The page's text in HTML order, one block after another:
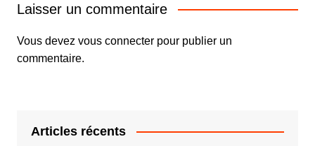
Laisser un commentaire
Vous devez vous connecterpour publier un
commentaire.
Articles récents